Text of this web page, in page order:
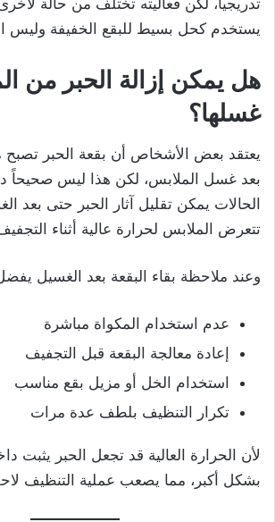
يستخدم كحل بسيط للبقع الخفيفة وليس
هل يمكن إزالة الحبر من
غسلها؟
يعتقد بعض الأشخاص أن بقعة الحبر تصبح
بعد غسل الملابس، لكن هذا ليس صحيحاً
الحالات يمكن تقليل آثار الحبر حتى بعد
تتعرض الملابس لحرارة عالية أثناء
وعند ملاحظة بقاء البقعة بعد الغسيل
عدم استخدام المكواة مباشرة
إعادة معالجة البقعة قبل التجفيف
استخدام الخل أو مزيل بقع مناسب
تكرار التنظيف بلطف عدة مرات
لأن الحرارة العالية قد تجعل الحبر يثبت
بشكل أكبر، مما يصعب عملية التنظيف